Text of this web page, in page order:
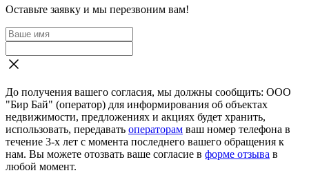
Оставьте заявку и мы перезвоним вам!
До получения вашего согласия, мы должны сообщить: ООО
"Бир Бай" (оператор) для информирования об объектах
недвижимости, предложениях и акциях будет хранить,
использовать, передавать операторам ваш номер телефона в
течение 3-х лет с момента последнего вашего обращения к
нам. Вы можете отозвать ваше согласие в форме отзыва в
любой момент.